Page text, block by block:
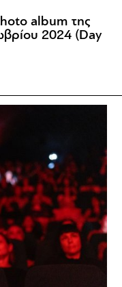
album της
2024 (Day